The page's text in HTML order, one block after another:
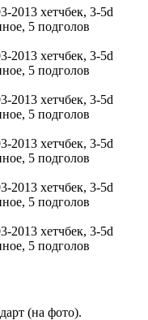
(на фото).